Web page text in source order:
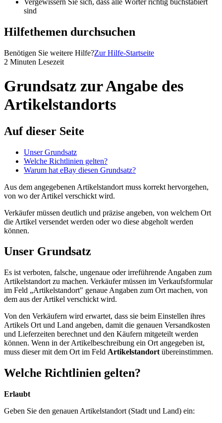
Vergewissern Sie sich, dass alle Wörter richtig buchstabiert
sind
Hilfethemen durchsuchen
Benötigen Sie weitere Hilfe?Zur Hilfe-Startseite
2 Minuten Lesezeit
Grundsatz zur Angabe des
Artikelstandorts
Auf dieser Seite
Unser Grundsatz
Welche Richtlinien gelten?
Warum hat eBay diesen Grundsatz?
Aus dem angegebenen Artikelstandort muss korrekt hervorgehen,
von wo der Artikel verschickt wird.
Verkäufer müssen deutlich und präzise angeben, von welchem Ort
die Artikel versendet werden oder wo diese abgeholt werden
können.
Unser Grundsatz
Es ist verboten, falsche, ungenaue oder irreführende Angaben zum
Artikelstandort zu machen. Verkäufer müssen im Verkaufsformular
im Feld „Artikelstandort" genaue Angaben zum Ort machen, von
dem aus der Artikel verschickt wird.
Von den Verkäufern wird erwartet, dass sie beim Einstellen ihres
Artikels Ort und Land angeben, damit die genauen Versandkosten
und Lieferzeiten berechnet und den Käufern mitgeteilt werden
können. Wenn in der Artikelbeschreibung ein Ort angegeben ist,
muss dieser mit dem Ort im Feld Artikelstandort übereinstimmen.
Welche Richtlinien gelten?
Erlaubt
Geben Sie den genauen Artikelstandort (Stadt und Land) ein: